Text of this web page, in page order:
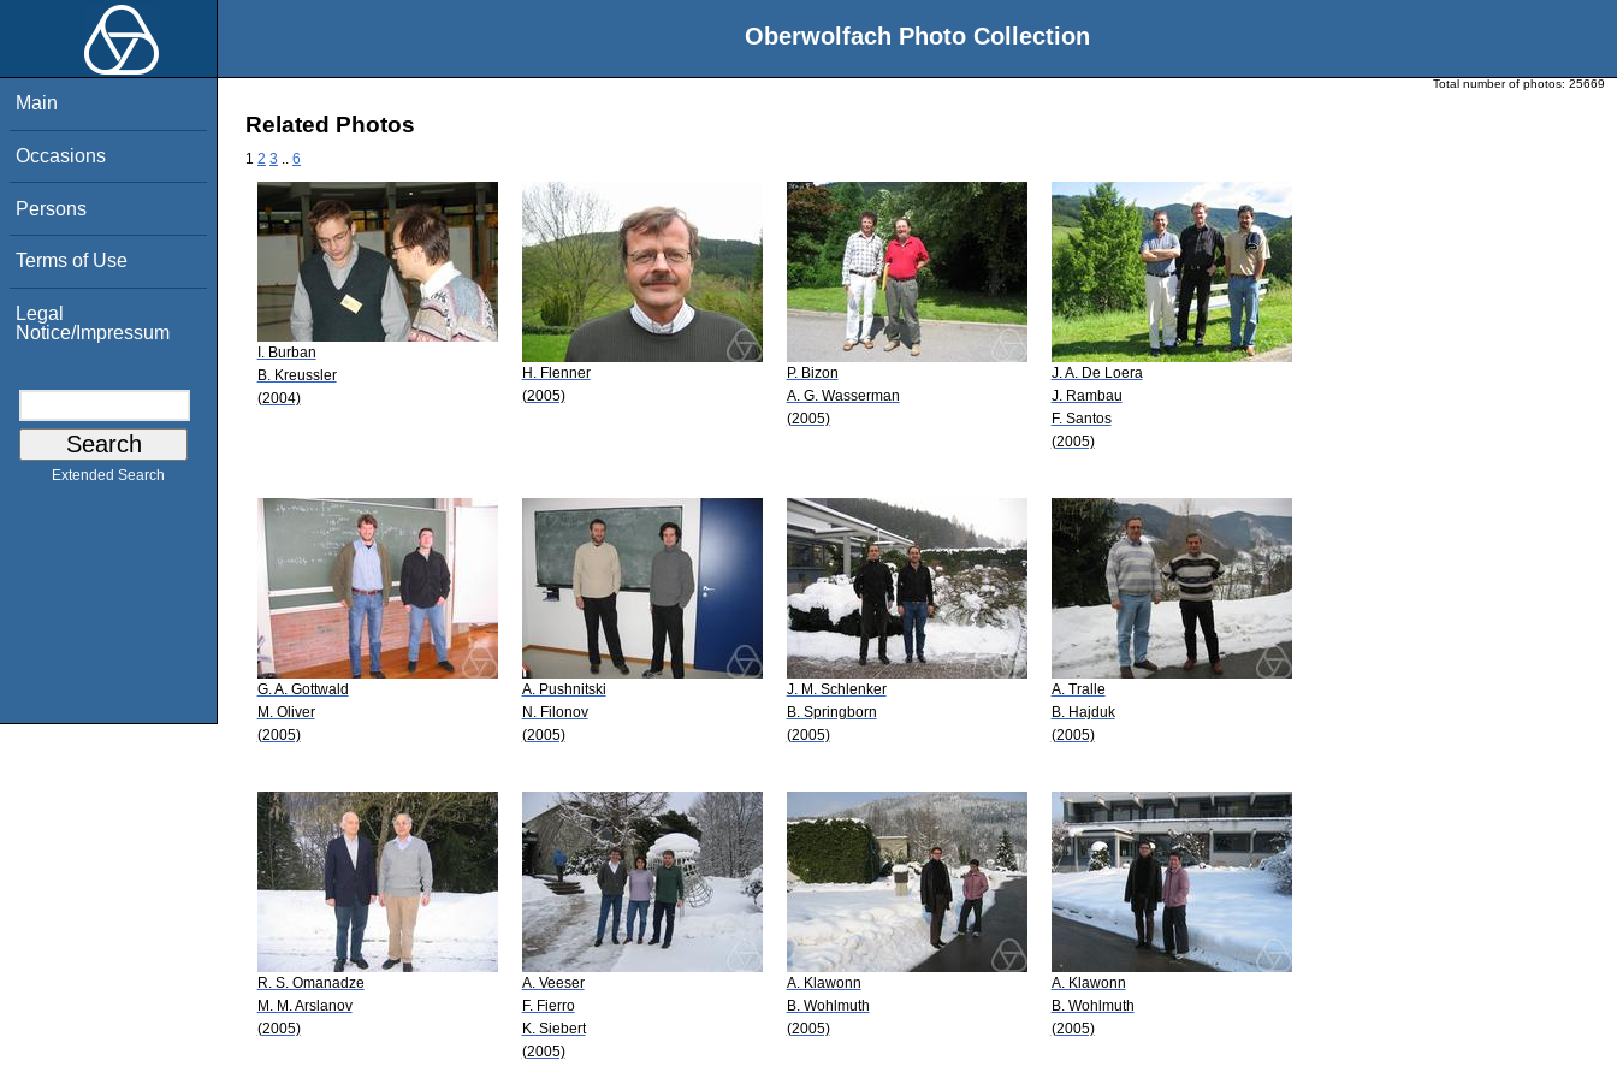
Oberwolfach Photo Collection
Main
Occasions
Persons
Terms of Use
Legal
Notice/Impressum
Extended Search
Total number of photos: 25669
Related Photos
1 2 3 6
I. Burban
B. Kreussler
(2004)
H. Flenner
(2005)
P. Bizon
A. G. Wasserman
(2005)
J. A. De Loera
J. Rambau
F. Santos
(2005)
G. A. Gottwald
M. Oliver
(2005)
A. Pushnitski
N. Filonov
(2005)
J. M. Schlenker
B. Springborn
(2005)
A. Tralle
B. Hajduk
(2005)
R. S. Omanadze
M. M. Arslanov
(2005)
A. Veeser
F. Fierro
K. Siebert
(2005)
A. Klawonn
B. Wohlmuth
(2005)
A. Klawonn
B. Wohlmuth
(2005)